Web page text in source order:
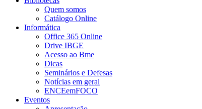
Quem somos
Catálogo Online
Informática
Office 365 Online
Drive IBGE
Acesso ao Bme
Dicas
Seminários e Defesas
Notícias em geral
ENCEemFOCO
Eventos